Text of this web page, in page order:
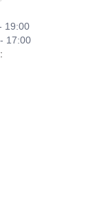
19:00
17:00